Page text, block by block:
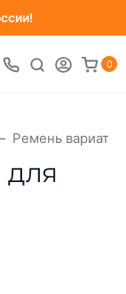
0
Ремень
для